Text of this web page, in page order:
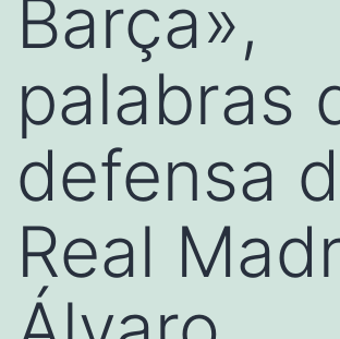
Barça»,
palabras
defensa
Real